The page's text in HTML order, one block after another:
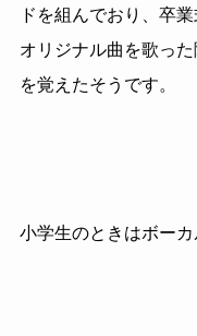
ドを組んでおり、卒
オリジナル曲を歌っ
を覚えたそうです。
小学生のときはボーカ